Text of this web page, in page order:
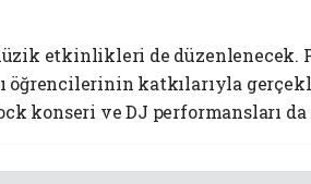
etkinlikleri de düzenlenecek.
katkılarıyla
konseri ve DJ performansları